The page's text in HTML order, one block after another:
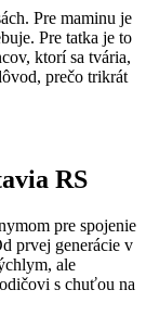
Pre maminu je
Pre tatka je to
ktorí sa tvária,
prečo trikrát
RS
pre spojenie
prvej generácie v
ale
s chuťou na